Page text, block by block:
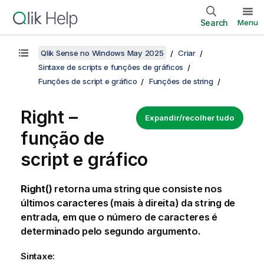
Search Menu
Qlik Sense no Windows May 2025
Criar
Sintaxe de scripts e funções de gráficos
Funções de script e gráfico
Funções de string
Expandir/recolher tudo
Right –
função de
script e gráfico
Right() retorna uma string que consiste nos
últimos caracteres (mais à direita) da string de
entrada, em que o número de caracteres é
determinado pelo segundo argumento.
Sintaxe: